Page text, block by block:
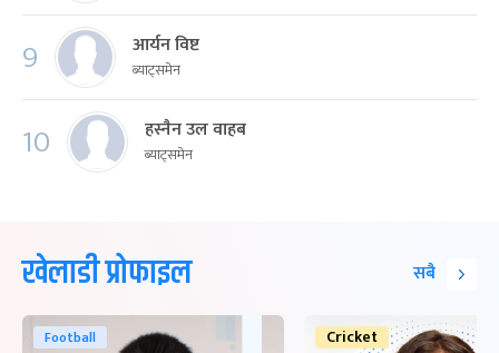
9 आर्यन विष्ट
ब्याट्समेन
10 हस्नैन उल वाहब
ब्याट्समेन
खेलाडी प्रोफाइल सबै
Football Cricket